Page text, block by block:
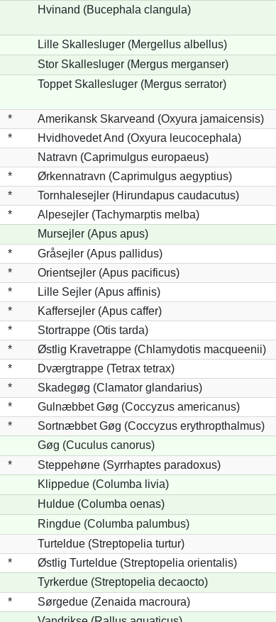
Hvinand (Bucephala clangula)
Lille Skallesluger (Mergellus albellus)
Stor Skallesluger (Mergus merganser)
Toppet Skallesluger (Mergus serrator)
*
Amerikansk Skarveand (Oxyura jamaicensis)
*
Hvidhovedet And (Oxyura leucocephala)
Natravn (Caprimulgus europaeus)
*
Ørkennatravn (Caprimulgus aegyptius)
*
Tornhalesejler (Hirundapus caudacutus)
*
Alpesejler (Tachymarptis melba)
Mursejler (Apus apus)
*
Gråsejler (Apus pallidus)
*
Orientsejler (Apus pacificus)
*
Lille Sejler (Apus affinis)
*
Kaffersejler (Apus caffer)
*
Stortrappe (Otis tarda)
*
Østlig Kravetrappe (Chlamydotis macqueenii)
*
Dværgtrappe (Tetrax tetrax)
*
Skadegøg (Clamator glandarius)
*
Gulnæbbet Gøg (Coccyzus americanus)
*
Sortnæbbet Gøg (Coccyzus erythropthalmus)
Gøg (Cuculus canorus)
*
Steppehøne (Syrrhaptes paradoxus)
Klippedue (Columba livia)
Huldue (Columba oenas)
Ringdue (Columba palumbus)
Turteldue (Streptopelia turtur)
*
Østlig Turteldue (Streptopelia orientalis)
Tyrkerdue (Streptopelia decaocto)
*
Sørgedue (Zenaida macroura)